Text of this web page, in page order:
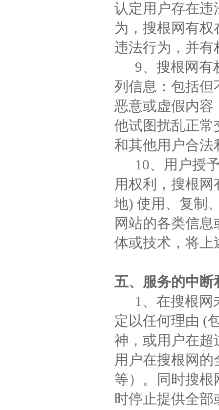
认定用户存在违
为，搜根网有
违法行为，并有
9、搜根网有
列信息：包括但
恶意或虚假内容
他试图扰乱正常
和其他用户合法
10、用户授予
用权利，搜根
地) 使用、复制
网站的各类信
体或技术，将上
五、服务的中断
1、在搜根网
定以任何理由 (
神，或用户在超
用户在搜根网
等）。同时搜
时停止提供全